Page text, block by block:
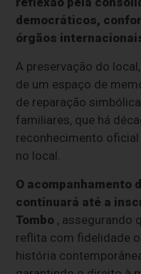
democráticos,
órgãos
A preservação do
de um espaço de
de reparação
familiares, que há
reconhecimento
no local.
O acompanhamento
continuará até a
Tombo , assegurando
reflita com fidelidade
história